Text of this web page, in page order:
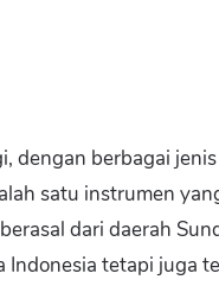
dengan berbagai
satu instrumen
dari daerah
tetapi juga